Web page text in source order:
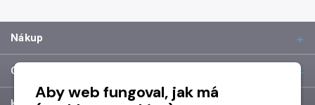
Nákup
O společnosti
Aby web fungoval, jak má